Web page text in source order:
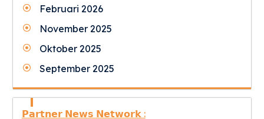
Februari 2026
November 2025
Oktober 2025
September 2025
𝗣𝗮𝗿𝘁𝗻𝗲𝗿 𝗡𝗲𝘄𝘀 𝗡𝗲𝘁𝘄𝗼𝗿𝗸 :